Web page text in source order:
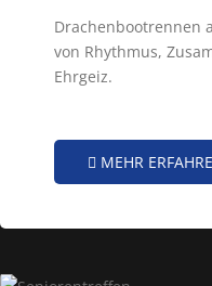
Drachenbootrennen
von Rhythmus,
Ehrgeiz.
MEHR